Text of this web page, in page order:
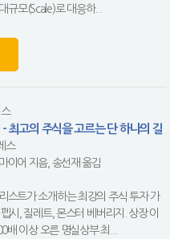
규모(Scale)로 대응하...
- 최고의 주식을 고르는 단 하나의 길
스
이어 지음, 송선재 옮김
스트가 소개하는 최강의 주식 투자 가
시, 질레트, 몬스터 베버리지. 상장 이
배 이상 오른 명실상부 최...